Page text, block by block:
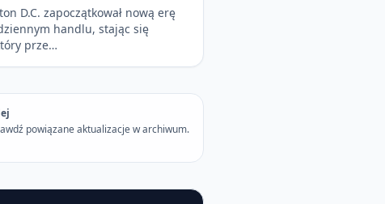
D.C. zapoczątkował nową erę
handlu, stając się
prze…
powiązane aktualizacje w archiwum.